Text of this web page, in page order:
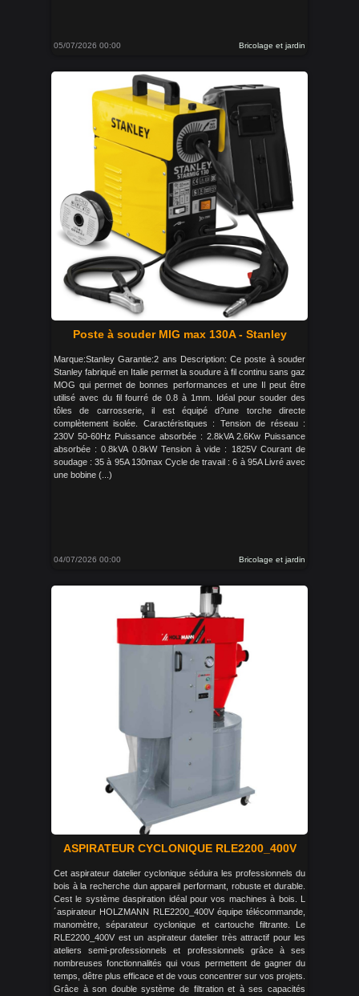
05/07/2026 00:00 Bricolage et jardin
Poste à souder MIG max 130A - Stanley
Marque:Stanley Garantie:2 ans Description: Ce poste à souder
Stanley fabriqué en Italie permet la soudure à fil continu sans gaz
MOG qui permet de bonnes performances et une Il peut être
utilisé avec du fil fourré de 0.8 à 1mm. Idéal pour souder des
tôles de carrosserie, il est équipé d?une torche directe
complètement isolée. Caractéristiques : Tension de réseau :
230V 50-60Hz Puissance absorbée : 2.8kVA 2.6Kw Puissance
absorbée : 0.8kVA 0.8kW Tension à vide : 1825V Courant de
soudage : 35 à 95A 130max Cycle de travail : 6 à 95A Livré avec
une bobine (...)
04/07/2026 00:00 Bricolage et jardin
ASPIRATEUR CYCLONIQUE RLE2200_400V
Cet aspirateur datelier cyclonique séduira les professionnels du
bois à la recherche dun appareil performant, robuste et durable.
Cest le système daspiration idéal pour vos machines à bois. L
´aspirateur HOLZMANN RLE2200_400V équipe télécommande,
manomètre, séparateur cyclonique et cartouche filtrante. Le
RLE2200_400V est un aspirateur datelier très attractif pour les
ateliers semi-professionnels et professionnels grâce à ses
nombreuses fonctionnalités qui vous permettent de gagner du
temps, dêtre plus efficace et de vous concentrer sur vos projets.
Grâce à son double système de filtration et à ses capacités